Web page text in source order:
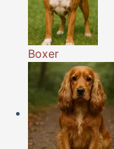
Boxer